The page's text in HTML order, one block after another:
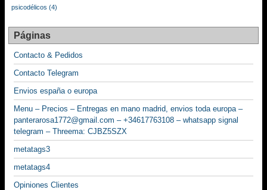
psicodélicos (4)
Páginas
Contacto & Pedidos
Contacto Telegram
Envios españa o europa
Menu – Precios – Entregas en mano madrid, envios toda europa –
panterarosa1772@gmail.com – +34617763108 – whatsapp signal
telegram – Threema: CJBZ5SZX
metatags3
metatags4
Opiniones Clientes